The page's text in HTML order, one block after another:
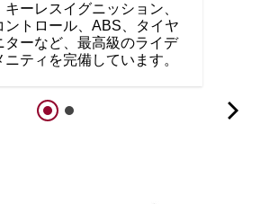
キーレスイグニッション、
ントロール、ABS、タイヤ
ターなど、最高級のライデ
ニティを完備しています。